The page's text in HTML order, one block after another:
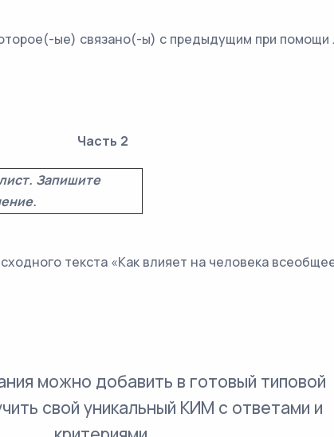
ые) связано(-ы) с предыдущим при помощи
Часть 2
Запишите
текста «Как влияет на человека
можно добавить в готовый типовой
свой уникальный КИМ с ответами и